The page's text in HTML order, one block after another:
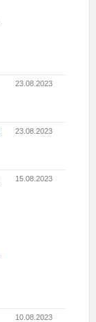
23.08.2023
23.08.2023
15.08.2023
10.08.2023